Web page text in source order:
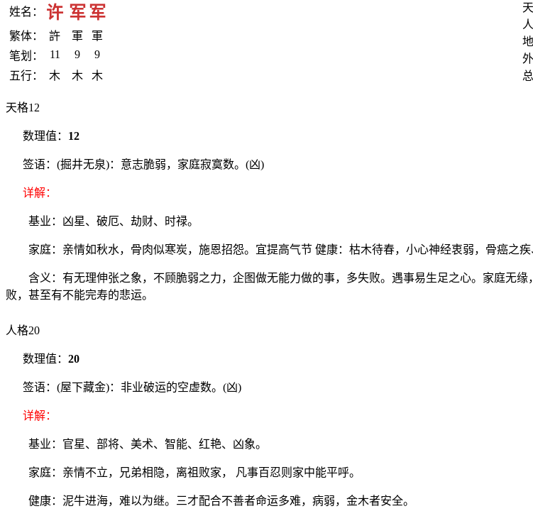
姓名： 许 军军
繁体： 許 軍
軍
笔划：
11 9
9
五行：
木 木 木
天格12
数理值： 12
签语：(掘井无泉)：意志脆弱，家庭寂寞数。(凶)
详解：
基业：凶星、破厄、劫财、时禄。
家庭：亲情如秋水，骨肉似寒炭，施恩招怨。宜提高气节 健康：枯木待春，小心神经衷弱，骨癌之疾
含义：有无理伸张之象，不顾脆弱之力，企图做无能力做的事，多失败。遇事易生足之心。家庭无缘
败，甚至有不能完寿的悲运。
人格20
数理值： 20
签语：(屋下藏金)：非业破运的空虚数。(凶)
详解：
基业：官星、部将、美术、智能、红艳、凶象。
家庭：亲情不立，兄弟相隐，离祖败家， 凡事百忍则家中能平呼。
健康：泥牛进海，难以为继。三才配合不善者命运多难，病弱，金木者安全。